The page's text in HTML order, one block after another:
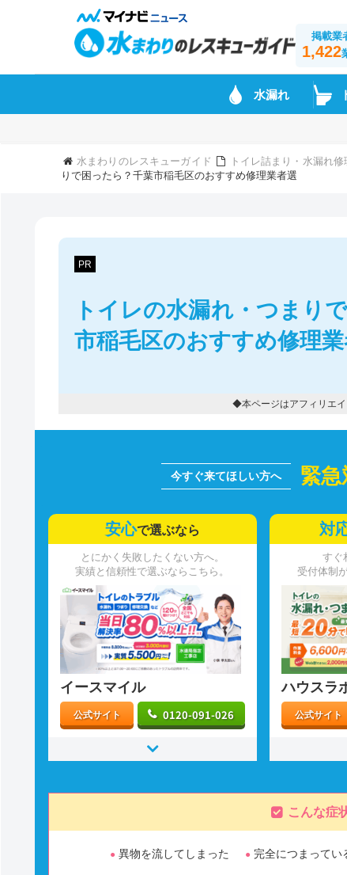
掲載業
1,422
水漏れ
水まわりのレスキューガイド トイレ詰まり・水漏れ
りで困ったら？千葉市稲毛区のおすすめ修理業者選
PR
トイレの水漏れ・つまり
市稲毛区のおすすめ修理
◆本ページはアフィリエイ
緊急
安心で選ぶなら
とにかく失敗したくない方へ。
実績と信頼性で選ぶならこちら。
イースマイル
公式サイト 0120-091-026
対
すぐ
受付体制
ハウスラ
公式サイト
こんな症
異物を流してしまった 完全につまってい